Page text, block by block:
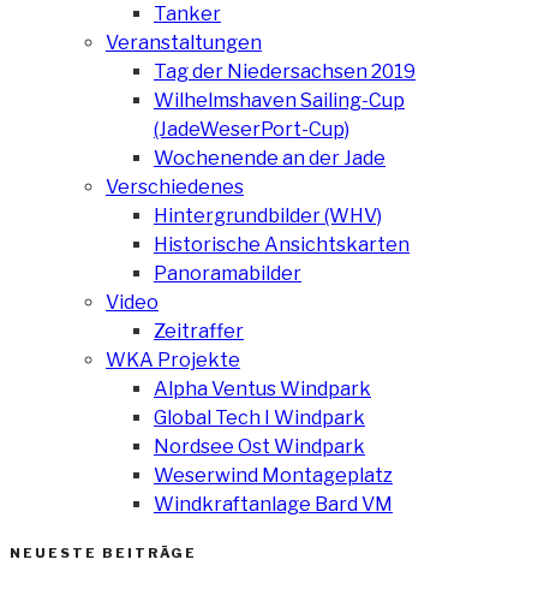
Tanker
Veranstaltungen
Tag der Niedersachsen 2019
Wilhelmshaven Sailing-Cup
(JadeWeserPort-Cup)
Wochenende an der Jade
Verschiedenes
Hintergrundbilder (WHV)
Historische Ansichtskarten
Panoramabilder
Video
Zeitraffer
WKA Projekte
Alpha Ventus Windpark
Global Tech I Windpark
Nordsee Ost Windpark
Weserwind Montageplatz
Windkraftanlage Bard VM
NEUESTE BEITRÄGE